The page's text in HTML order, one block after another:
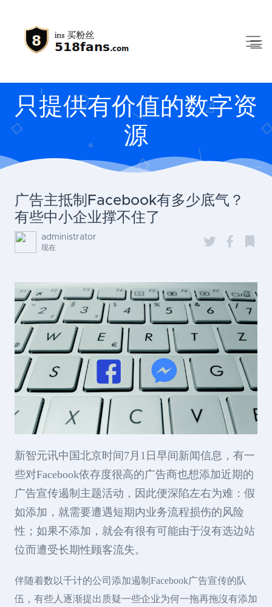
只提供有价值的数字资
源
广告主抵制Facebook有多少底气？
有些中小企业撑不住了
administrator
现在
新智元讯中国北京时间7月1日早间新闻信息，有一
些对Facebook依存度很高的广告商也想添加近期的
广告宣传遏制主题活动，因此便深陷左右为难：假
如添加，就需要遭遇短期内业务流程损伤的风险
性；如果不添加，就会有很有可能由于沒有选边站
位而遭受长期性顾客流失。
伴随着数以千计的公司添加遏制Facebook广告宣传的队
伍，有些人逐渐提出质疑一些企业为何一拖再拖沒有添加